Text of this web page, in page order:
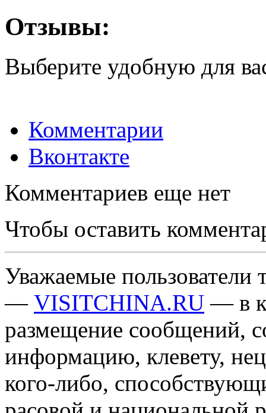
Отзывы:
Выберите удобную для
Комментарии
Вконтакте
Комментариев еще нет
Чтобы оставить
Уважаемые пользователи
— VISITCHINA.RU — в
размещение сообщений,
информацию, клевету,
кого-либо,